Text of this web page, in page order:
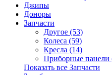
Джипы
Доноры
Запчасти
Другое (53)
Колеса (59)
Кресла (14)
Приборные панели
Показать все Запчасти